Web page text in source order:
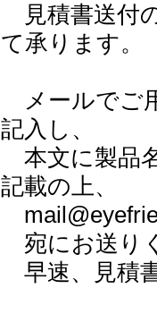
見積書送付
て承ります。
メールでご
記入し、
本文に製品
記載の上、
宛にお送り
早速、見積